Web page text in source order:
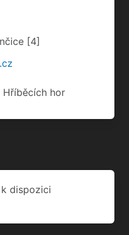
[4]
Hříběcích hor
dispozici